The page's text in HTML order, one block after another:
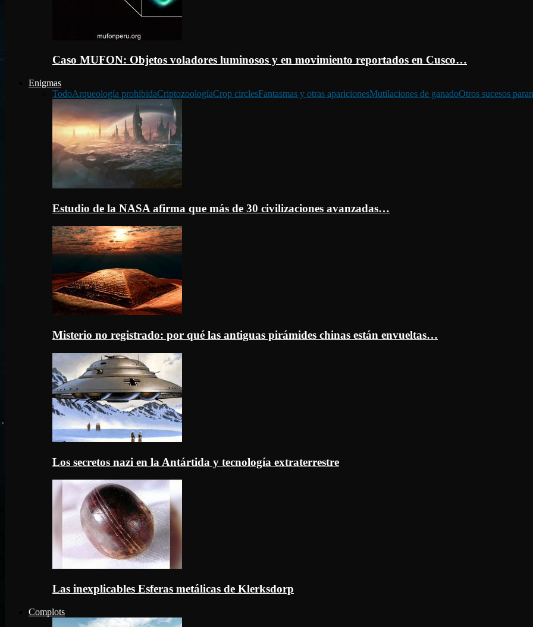
Caso MUFON: Objetos voladores luminosos y en movimiento reportados en Cusco…
Enigmas
TodoArqueología prohibidaCriptozoologíaCrop circlesFantasmas y otras aparicionesMutilaciones de ganadoOtros sucesos
Estudio de la NASA afirma que más de 30 civilizaciones avanzadas…
Misterio no registrado: por qué las antiguas pirámides chinas están envueltas…
Los secretos nazi en la Antártida y tecnología extraterrestre
Las inexplicables Esferas metálicas de Klerksdorp
Complots